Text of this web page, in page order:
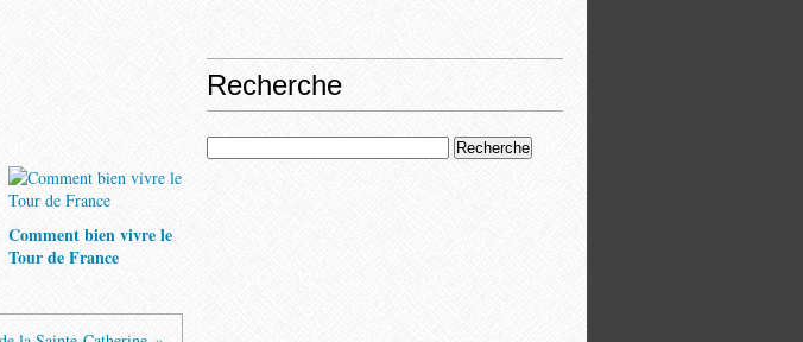
Comment bien vivre le
Tour de France
Recherche